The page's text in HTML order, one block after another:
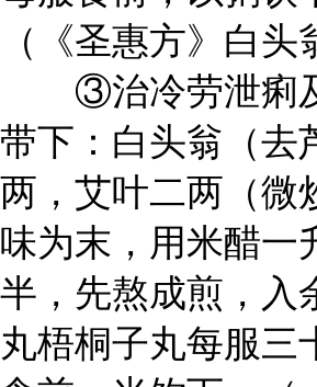
（《圣惠方》白头
③治冷劳泄痢
带下：白头翁（去
两，艾叶二两（微
味为末，用米醋一
半，先熬成煎，入
丸梧桐子丸每服三